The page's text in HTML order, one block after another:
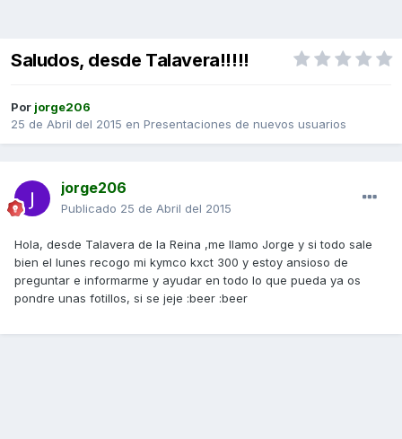
Saludos, desde Talavera!!!!!
Por jorge206
25 de Abril del 2015 en Presentaciones de nuevos usuarios
jorge206
Publicado 25 de Abril del 2015
Hola, desde Talavera de la Reina ,me llamo Jorge y si todo sale
bien el lunes recogo mi kymco kxct 300 y estoy ansioso de
preguntar e informarme y ayudar en todo lo que pueda ya os
pondre unas fotillos, si se jeje :beer :beer